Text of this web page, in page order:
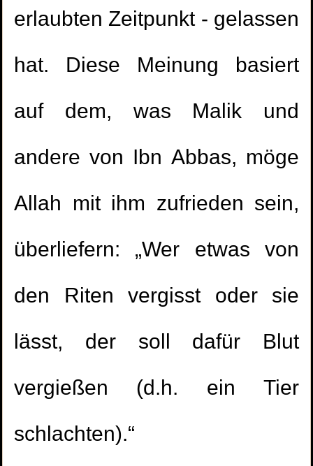
erlaubten Zeitpunkt - gelassen
hat. Diese Meinung basiert
auf dem, was Malik und
andere von Ibn Abbas, möge
Allah mit ihm zufrieden sein,
überliefern: „Wer etwas von
den Riten vergisst oder sie
lässt, der soll dafür Blut
vergießen (d.h. ein Tier
schlachten).“